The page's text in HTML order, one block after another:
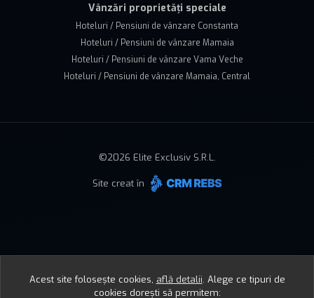
Vânzări proprietăți speciale
Hoteluri / Pensiuni de vânzare Constanta
Hoteluri / Pensiuni de vânzare Mamaia
Hoteluri / Pensiuni de vânzare Vama Veche
Hoteluri / Pensiuni de vânzare Mamaia, Central
©2026 Elite Exclusiv S.R.L.
Site creat în
Acest site folosește cookies, află detalii. Alege ce tipuri de
cookies dorești să permitem: